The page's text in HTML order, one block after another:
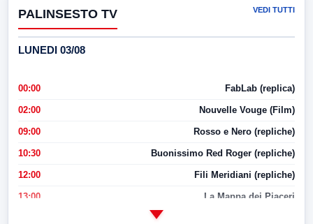
PALINSESTO TV VEDI TUTTI
LUNEDI 03/08
00:00 FabLab (replica)
02:00 Nouvelle Vouge (Film)
09:00 Rosso e Nero (repliche)
10:30 Buonissimo Red Roger (repliche)
12:00 Fili Meridiani (repliche)
13:00 La Mappa dei Piaceri